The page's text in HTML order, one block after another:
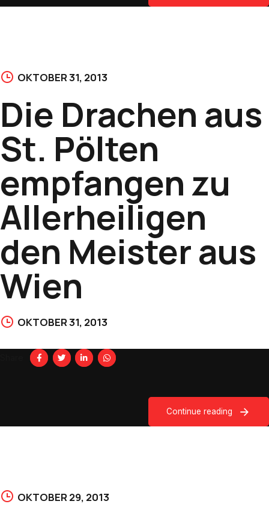
OKTOBER 31, 2013
Die Drachen aus
St. Pölten
empfangen zu
Allerheiligen
den Meister aus
Wien
OKTOBER 31, 2013
Continue reading
OKTOBER 29, 2013